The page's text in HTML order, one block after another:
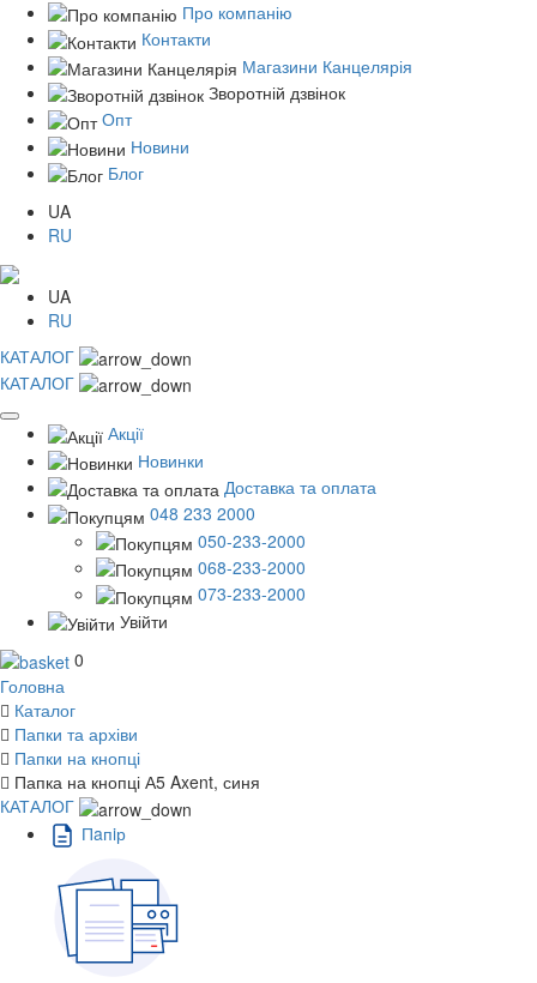
Про компанію
Контакти
Магазини Канцелярія
Зворотній дзвінок
Опт
Новини
Блог
UA
RU
UA
RU
КАТАЛОГ
КАТАЛОГ
Акції
Новинки
Доставка та оплата
048 233 2000
050-233-2000
068-233-2000
073-233-2000
Увійти
0
Головна
Каталог
Папки та архіви
Папки на кнопці
Папка на кнопці А5 Axent, синя
КАТАЛОГ
Пaпiр